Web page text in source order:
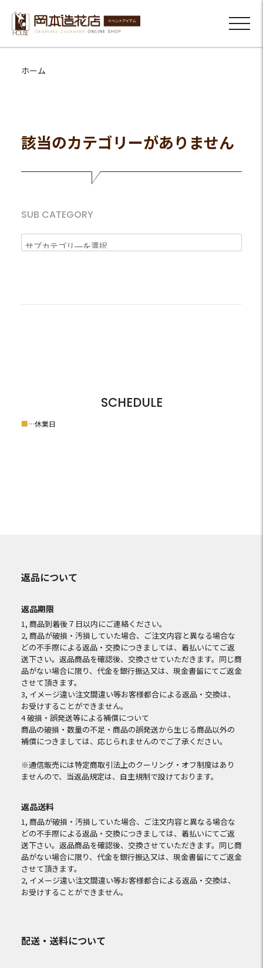
ホーム
該当のカテゴリーがありません
SUB CATEGORY
SCHEDULE
■…休業日
返品について
返品期限
1, 商品到着後７日以内にご連絡ください。
2, 商品が破損・汚損していた場合、ご注文内容と異なる場合な
どの不手際による返品・交換につきましては、着払いにてご返
送下さい。返品商品を確認後、交換させていただきます。同じ商
品がない場合に限り、代金を銀行振込又は、現金書留にてご返金
させて頂きます。
3, イメージ違い注文間違い等お客様都合による返品・交換は、
お受けすることができません。
4 破損・誤発送等による補償について
商品の破損・数量の不足・商品の誤発送から生じる商品以外の
補償につきましては、応じられませんのでご了承ください。
※通信販売には特定商取引法上のクーリング・オフ制度はあり
ませんので、当返品規定は、自主規制で設けております。
返品送料
1, 商品が破損・汚損していた場合、ご注文内容と異なる場合な
どの不手際による返品・交換につきましては、着払いにてご返
送下さい。返品商品を確認後、交換させていただきます。同じ商
品がない場合に限り、代金を銀行振込又は、現金書留にてご返金
させて頂きます。
2, イメージ違い注文間違い等お客様都合による返品・交換は、
お受けすることができません。
配送・送料について